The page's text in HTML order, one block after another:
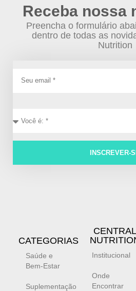
Receba nossa
Preencha o formulário
dentro de todas as
Nutrition
INSCREVER-
CATEGORIAS
Saúde e
Bem-Estar
Suplementação
CENTRAL
Institucional
Onde
Encontrar